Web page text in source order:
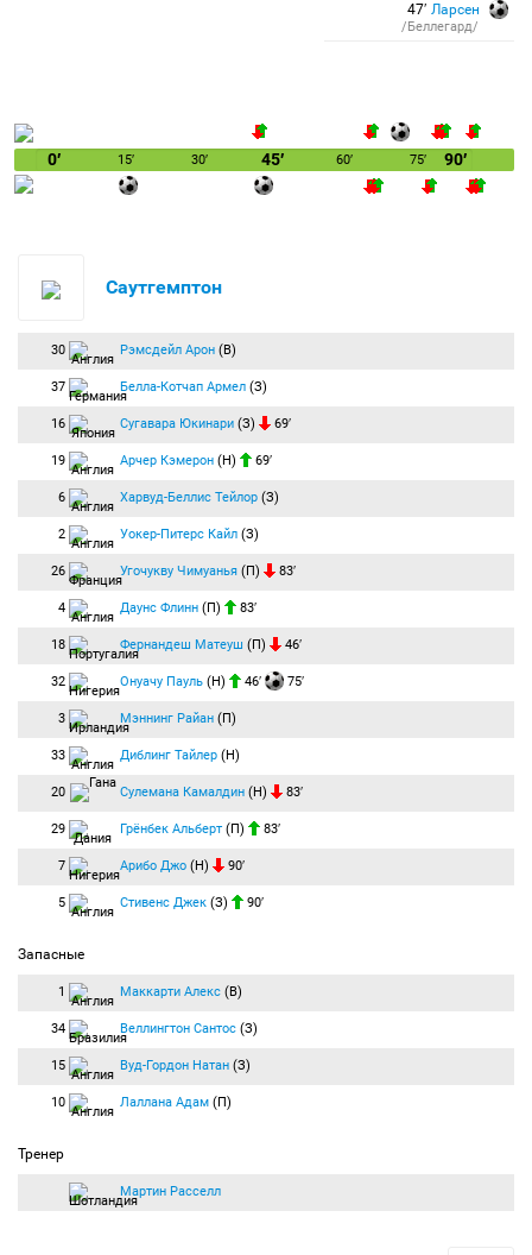
47′ Ларсен
/Беллегард/
0′ 15′ 30′ 45′ 60′ 75′ 90′
Саутгемптон
30 Рэмсдейл Арон (В)
37 Белла-Котчап Армел (З)
16 Сугавара Юкинари (З) 69′
19 Арчер Кэмерон (Н) 69′
6 Харвуд-Беллис Тейлор (З)
2 Уокер-Питерс Кайл (З)
26 Угочукву Чимуанья (П) 83′
4 Даунс Флинн (П) 83′
18 Фернандеш Матеуш (П) 46′
32 Онуачу Пауль (Н) 46′ 75′
3 Мэннинг Райан (П)
33 Диблинг Тайлер (Н)
20 Сулемана Камалдин (Н) 83′
29 Грёнбек Альберт (П) 83′
7 Арибо Джо (Н) 90′
5 Стивенс Джек (З) 90′
Запасные
1 Маккарти Алекс (В)
34 Веллингтон Сантос (З)
15 Вуд-Гордон Натан (З)
10 Лаллана Адам (П)
Тренер
Мартин Расселл